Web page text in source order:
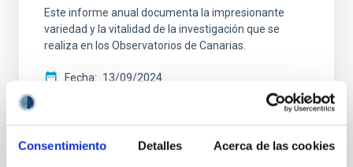
Consentimiento Detalles Acerca de las cookies
Este informe anual documenta la impresionante
variedad y la vitalidad de la investigación que se
realiza en los Observatorios de Canarias.
Fecha 13/09/2024